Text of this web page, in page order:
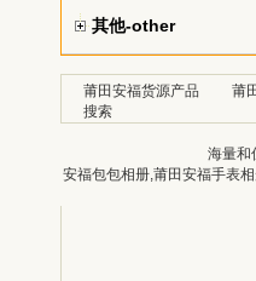
其他-other
莆田安福货源产品
搜索
莆
海量和
安福包包相册,莆田安福手表